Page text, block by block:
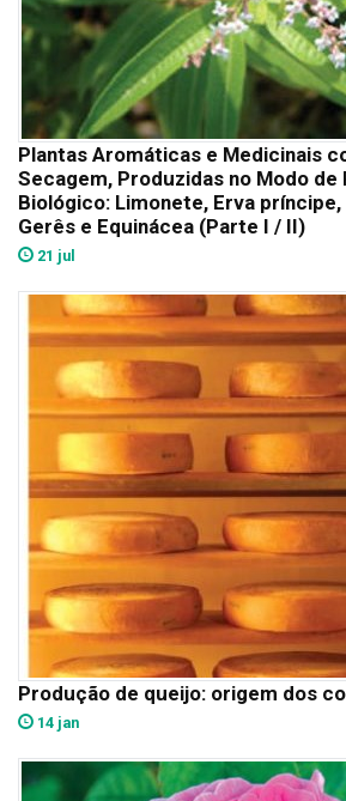
Plantas Aromáticas e Medicinais
Secagem, Produzidas no Modo de
Biológico: Limonete, Erva
Gerês e Equinácea (Parte I / II)
21 jul
Produção de queijo: origem dos
14 jan